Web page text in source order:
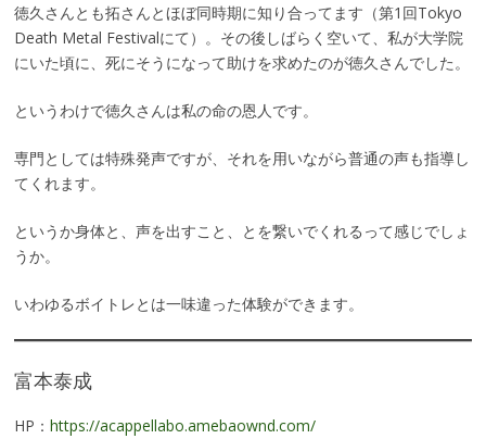
徳久さんとも拓さんとほぼ同時期に知り合ってます（第1回Tokyo
Death Metal Festivalにて）。その後しばらく空いて、私が大学院
にいた頃に、死にそうになって助けを求めたのが徳久さんでした。
というわけで徳久さんは私の命の恩人です。
専門としては特殊発声ですが、それを用いながら普通の声も指導し
てくれます。
というか身体と、声を出すこと、とを繋いでくれるって感じでしょ
うか。
いわゆるボイトレとは一味違った体験ができます。
富本泰成
HP： https://acappellabo.amebaownd.com/